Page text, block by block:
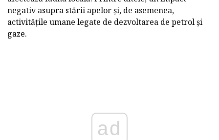
negativ asupra stării apelor și, de asemenea,
activitățile umane legate de dezvoltarea de petrol și
gaze.
ad